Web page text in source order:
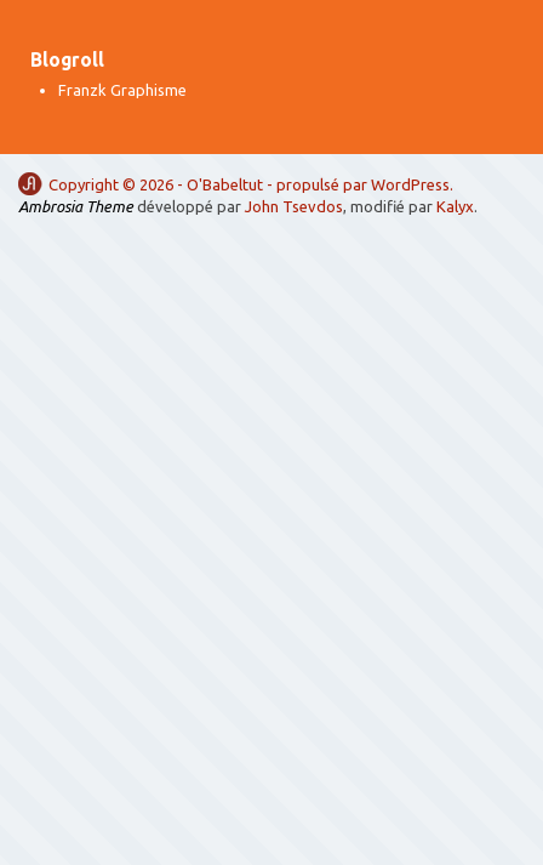
Blogroll
Franzk Graphisme
Copyright © 2026 - O'Babeltut - propulsé par WordPress.
Ambrosia Themedéveloppé par John Tsevdos, modifié par Kalyx.